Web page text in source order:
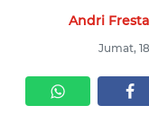
Andri
Jumat,
PERISTIWA
TOKOH